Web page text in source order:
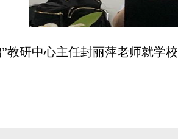
教研中心主任封丽萍老师就学